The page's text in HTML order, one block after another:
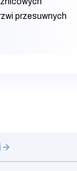
przesuwnych